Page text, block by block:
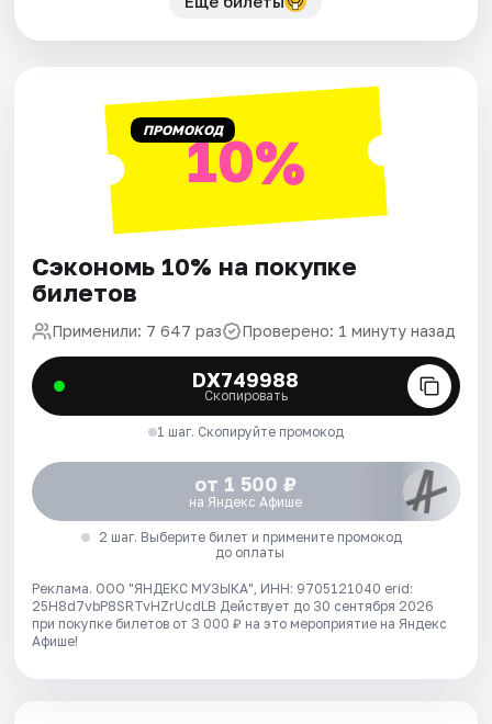
ПРОМОКОД10%
Сэкономь 10% на покупке
билетов
Применили: 7 647 раз Проверено: 1 минуту назад
DX749988
Скопировать
1 шаг. Скопируйте промокод
от 1 500 ₽
на Яндекс Афише
2 шаг. Выберите билет и примените промокод
до оплаты
Реклама. ООО "ЯНДЕКС МУЗЫКА", ИНН: 9705121040 erid:
25H8d7vbP8SRTvHZrUcdLB Действует до 30 сентября 2026
при покупке билетов от 3 000 ₽ на это мероприятие на Яндекс
Афише!